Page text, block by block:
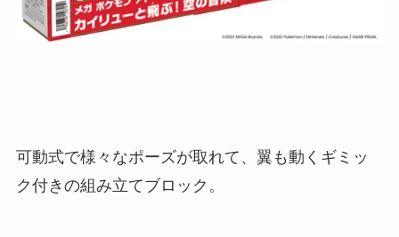
可動式で様々なポーズが取れて、翼も動くギミッ
ク付きの組み立てブロック。